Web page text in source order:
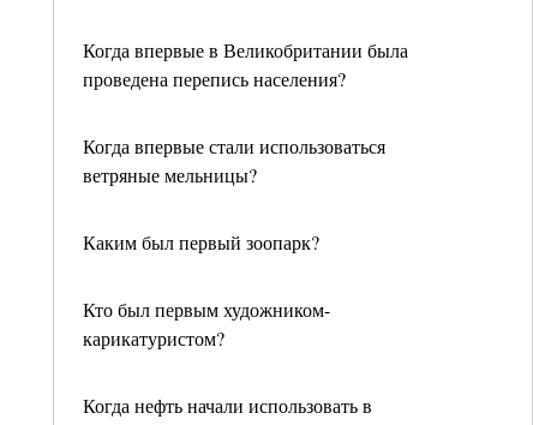
Когда впервые в Великобритании была
проведена перепись населения?
Когда впервые стали использоваться
ветряные мельницы?
Каким был первый зоопарк?
Кто был первым художником-
карикатуристом?
Когда нефть начали использовать в